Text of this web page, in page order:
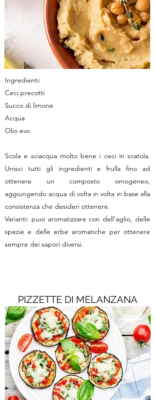
Ingredienti:
Ceci precotti
Succo di limone
Acqua
Olio evo
Scola e sciacqua molto bene i ceci in scatola.
Unisci tutti gli ingredienti e frulla fino ad
ottenere un composto omogeneo,
aggiungendo acqua di volta in volta in base alla
consistenza che desideri ottenere.
Varianti: puoi aromatizzare con dell’aglio, delle
spezie e delle erbe aromatiche per ottenere
sempre dei sapori diversi.
PIZZETTE DI MELANZANA